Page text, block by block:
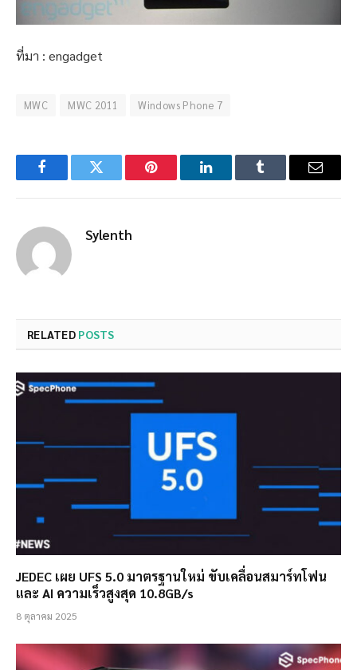
ที่มา : engadget
MWC MWC 2011 Windows Phone 7
FacebookTwitter Pinterest LinkedInTumblr Email
Sylenth
RELATED POSTS
JEDEC เผย UFS 5.0 มาตรฐานใหม่ ขับเคลื่อนสมาร์ทโฟน
และ AI ความเร็วสูงสุด 10.8GB/s
8 ตุลาคม 2025